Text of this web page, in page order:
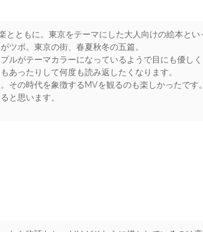
ともに。東京をテーマにした大人向けの絵本とい
ツボ。東京の街、春夏秋冬の五篇。
ルがテーマカラーになっているようで目にも優し
あったりして何度も読み返したくなります。
その時代を象徴するMVを観るのも楽しかったです。
と思います。